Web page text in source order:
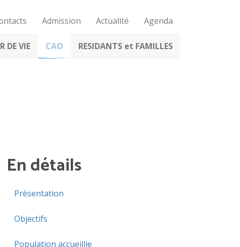
Admission Actualité Agenda
DE VIE CAO RESIDANTS et FAMILLES
En détails
Présentation
Objectifs
Population accueillie